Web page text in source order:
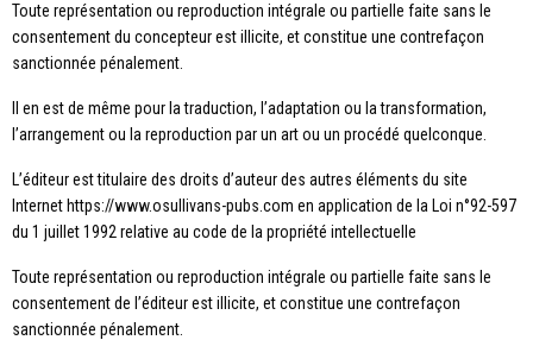
Toute représentation ou reproduction intégrale ou partielle faite sans le
consentement du concepteur est illicite, et constitue une contrefaçon
sanctionnée pénalement.
Il en est de même pour la traduction, l’adaptation ou la transformation,
l’arrangement ou la reproduction par un art ou un procédé quelconque.
L’éditeur est titulaire des droits d’auteur des autres éléments du site
Internet https://www.osullivans-pubs.com en application de la Loi n°92-597
du 1 juillet 1992 relative au code de la propriété intellectuelle
Toute représentation ou reproduction intégrale ou partielle faite sans le
consentement de l’éditeur est illicite, et constitue une contrefaçon
sanctionnée pénalement.